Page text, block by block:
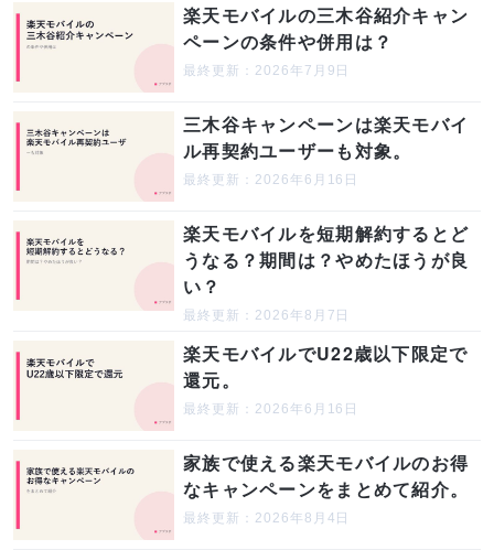
楽天モバイルの三木谷紹介キャン
ペーンの条件や併用は？
最終更新：2026年7月9日
三木谷キャンペーンは楽天モバイ
ル再契約ユーザーも対象。
最終更新：2026年6月16日
楽天モバイルを短期解約するとど
うなる？期間は？やめたほうが良
い？
最終更新：2026年8月7日
楽天モバイルでU22歳以下限定で
還元。
最終更新：2026年6月16日
家族で使える楽天モバイルのお得
なキャンペーンをまとめて紹介。
最終更新：2026年8月4日